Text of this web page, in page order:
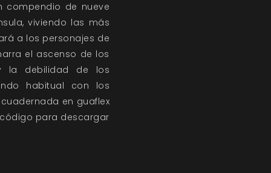
compendio de nueve
viviendo las más
a los personajes de
el ascenso de los
la debilidad de los
habitual con los
en guaflex
para descargar